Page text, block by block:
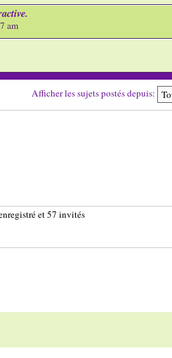
am
Afficher les sujets postés depuis:
et 57 invités